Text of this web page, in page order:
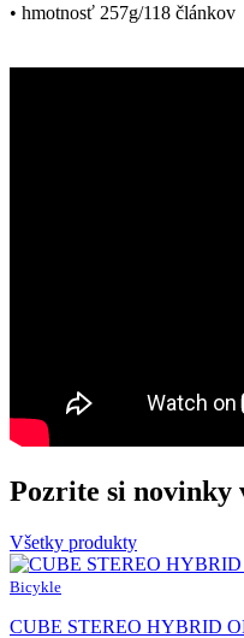
• hmotnosť 257g/118 článkov
Pozrite si novinky
Všetky produkty
Bicykle
CUBE STEREO HYBRID